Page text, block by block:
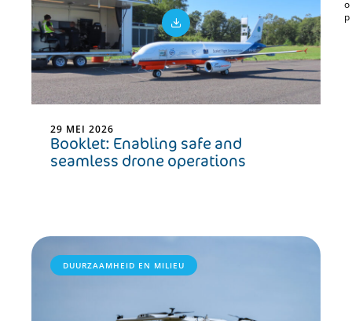
29 MEI 2026
Booklet: Enabling safe and
seamless drone operations
DUURZAAMHEID EN MILIEU